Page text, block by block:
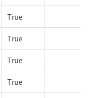
True
True
True
True